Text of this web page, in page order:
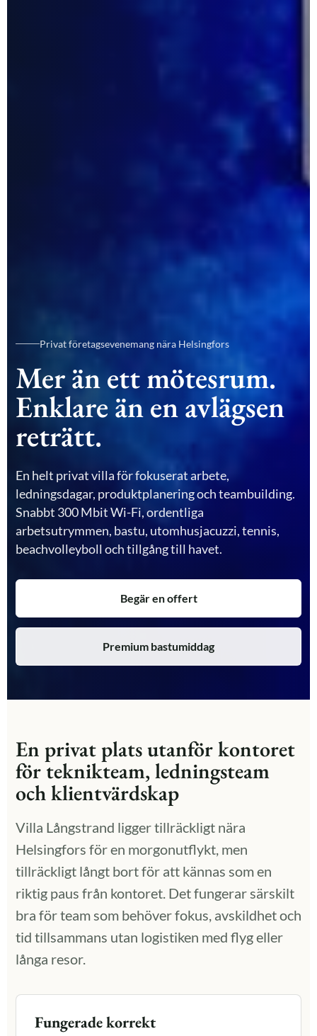
Privat företagsevenemang nära Helsingfors
Mer än ett mötesrum.
Enklare än en avlägsen
reträtt.
En helt privat villa för fokuserat arbete,
ledningsdagar, produktplanering och teambuilding.
Snabbt 300 Mbit Wi-Fi, ordentliga
arbetsutrymmen, bastu, utomhusjacuzzi, tennis,
beachvolleyboll och tillgång till havet.
Begär en offert
Premium bastumiddag
En privat plats utanför kontoret
för teknikteam, ledningsteam
och klientvärdskap
Villa Långstrand ligger tillräckligt nära
Helsingfors för en morgonutflykt, men
tillräckligt långt bort för att kännas som en
riktig paus från kontoret. Det fungerar särskilt
bra för team som behöver fokus, avskildhet och
tid tillsammans utan logistiken med flyg eller
långa resor.
Fungerade korrekt